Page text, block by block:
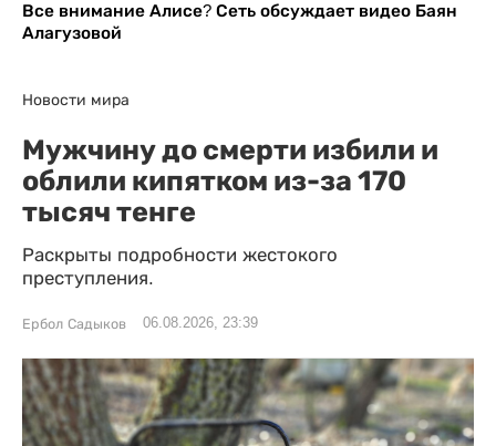
Все внимание Алисе? Сеть обсуждает видео Баян
Алагузовой
Новости мира
Мужчину до смерти избили и
облили кипятком из-за 170
тысяч тенге
Раскрыты подробности жестокого
преступления.
Ербол Садыков 06.08.2026, 23:39